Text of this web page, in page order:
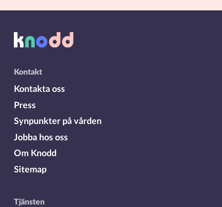
Kontakt
Kontakta oss
Press
Synpunkter på vården
Jobba hos oss
Om Knodd
Sitemap
Tjänsten